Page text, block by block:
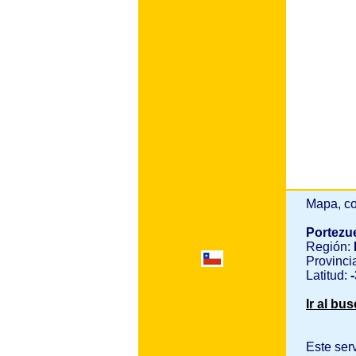
Mapa,
Región:
Latitud:
Ir al
Este